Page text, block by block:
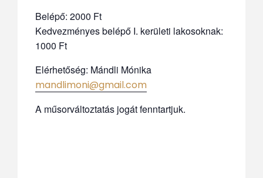
Belépő: 2000 Ft
Kedvezményes belépő I. kerületi lakosoknak:
1000 Ft
Elérhetőség: Mándli Mónika
mandlimoni@gmail.com
A műsorváltoztatás jogát fenntartjuk.